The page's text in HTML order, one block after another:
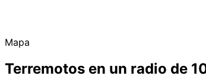
Mapa
Terremotos en un radio de